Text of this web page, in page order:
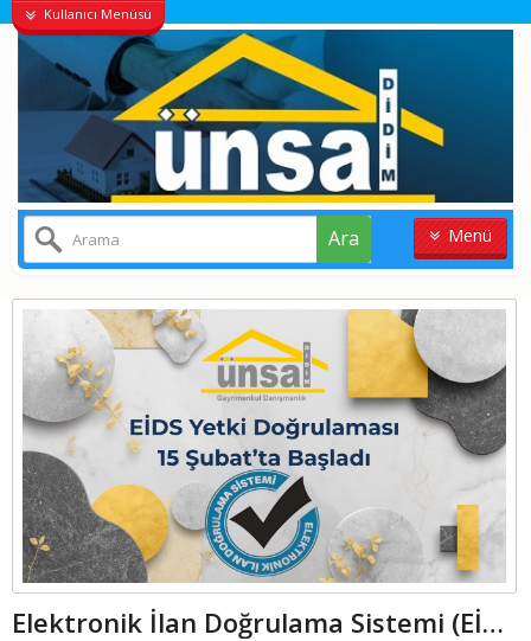
Kullanıcı Menüsü
Menü
Ara
ANASAYFA
KONUT
VILLALAR
ARSA
İŞYERI
APART - OTELLER
GÜNLÜK KIRALIK Elektronik İlan Doğrulama Sistemi (EİDS) Ile Yetkili İlan Zorunluluğu Başladı.